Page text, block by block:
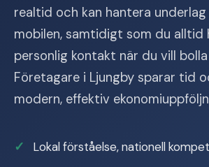
realtid och kan hantera
mobilen, samtidigt som du alltid
personlig kontakt när du vill
Företagare i Ljungby sparar tid
modern, effektiv
Lokal förståelse, nationell